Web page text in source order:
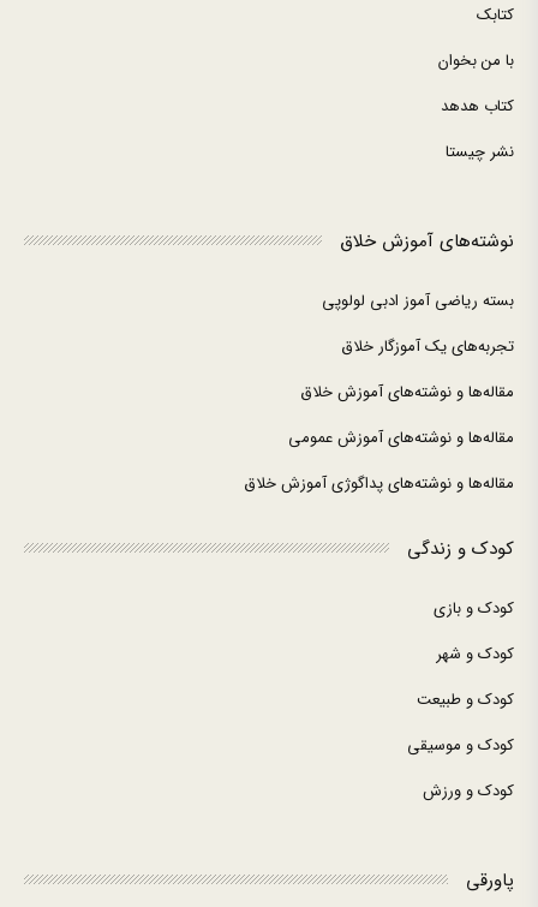
کتابک
با من بخوان
کتاب هدهد
نشر چیستا
نوشته‌های آموزش خلاق
بسته ریاضی آموز ادبی لولوپی
تجربه‌های یک آموزگار خلاق
مقاله‌ها و نوشته‌های آموزش خلاق
مقاله‌ها و نوشته‌های آموزش عمومی
مقاله‌ها و نوشته‌های پداگوژی آموزش خلاق
کودک و زندگی
کودک و بازی
کودک و شهر
کودک و طبیعت
کودک و موسیقی
کودک و ورزش
پاورقی